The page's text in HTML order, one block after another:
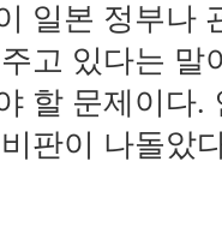
일본 정부나
고 있다는 말
할 문제이다.
판이 나돌았